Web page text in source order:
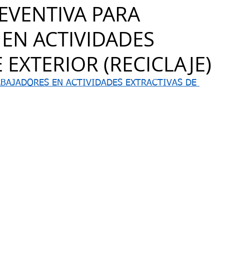
PARA
ACTIVIDADES
(RECICLAJE)
EN ACTIVIDADES EXTRACTIVAS DE